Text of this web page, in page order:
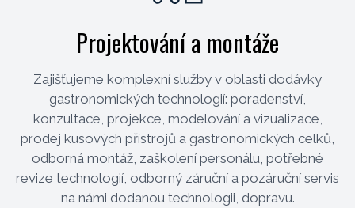
Projektování a montáže
Zajišťujeme komplexní služby v oblasti dodávky
gastronomických technologií: poradenství,
konzultace, projekce, modelování a vizualizace,
prodej kusových přístrojů a gastronomických celků,
odborná montáž, zaškolení personálu, potřebné
revize technologií, odborný záruční a pozáruční servis
na námi dodanou technologii, dopravu.